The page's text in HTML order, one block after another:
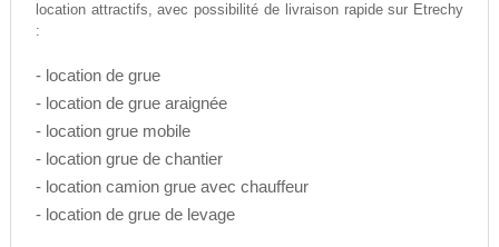
location attractifs, avec possibilité de livraison rapide sur Etrechy
:
- location de grue
- location de grue araignée
- location grue mobile
- location grue de chantier
- location camion grue avec chauffeur
- location de grue de levage